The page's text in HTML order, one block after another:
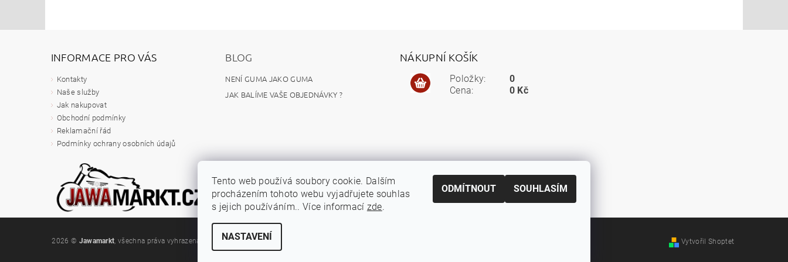
INFORMACE PRO VÁS
Kontakty
Naše služby
Jak nakupovat
Obchodní podmínky
Reklamační řád
Podmínky ochrany osobních údajů
BLOG
NENÍ GUMA JAKO GUMA
JAK BALÍME VAŠE OBJEDNÁVKY ?
NÁKUPNÍ KOŠÍK
Položky:
Cena:
0
0 Kč
2026 © Jawamarkt, všechna práva vyhrazena Upravit nastavení cookies Vytvořil Shoptet
Tento web používá soubory cookie. Dalším
procházením tohoto webu vyjadřujete souhlas
s jejich používáním.. Více informací zde.
NASTAVENÍ
ODMÍTNOUT SOUHLASÍM